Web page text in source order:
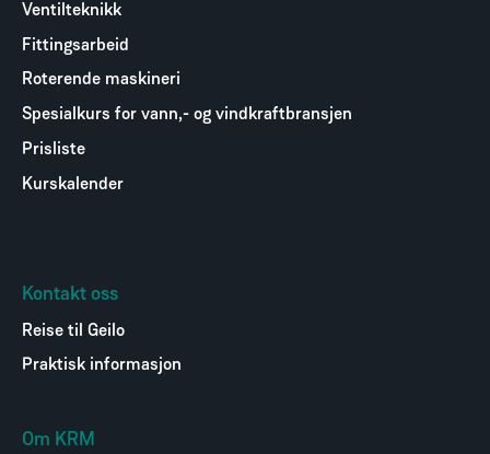
Ventilteknikk
Fittingsarbeid
Roterende maskineri
Spesialkurs for vann,- og vindkraftbransjen
Prisliste
Kurskalender
Kontakt oss
Reise til Geilo
Praktisk informasjon
Om KRM